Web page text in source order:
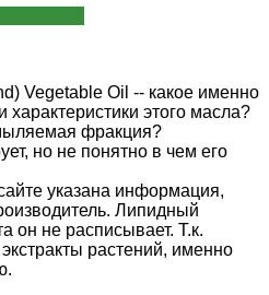
Vegetable Oil -- какое именно
характеристики этого масла?
фракция?
но не понятно в чем его
указана информация,
Липидный
он не расписывает. Т.к.
растений, именно